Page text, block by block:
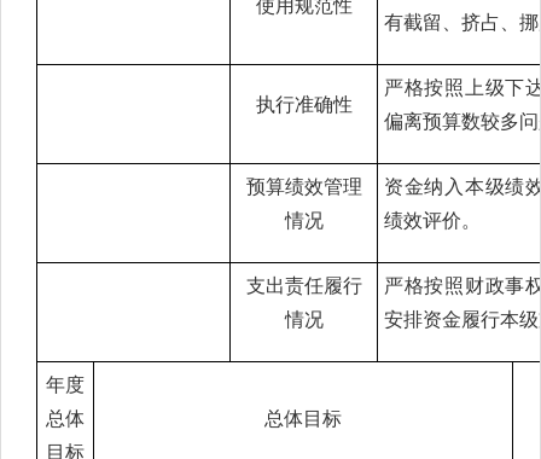
使用规范性
有截留、挤占、
执行准确性
严格按照上级下
偏离预算数较多
预算绩效管理
情况
资金纳入本级绩
绩效评价。
支出责任履行
情况
严格按照财政事
安排资金履行本
年度
总体
目标
总体目标